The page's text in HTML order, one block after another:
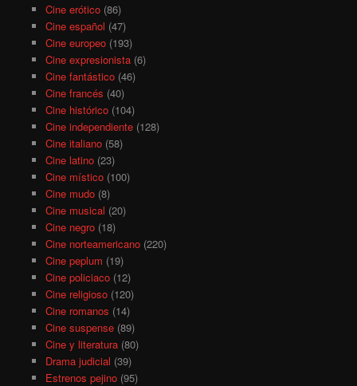
Cine erótico(86)
Cine español (47)
Cine europeo(193)
Cine expresionista(6)
Cine fantástico(46)
Cine francés (40)
Cine histórico(104)
Cine independiente(128)
Cine italiano(58)
Cine latino(23)
Cine místico(100)
Cine mudo(8)
Cine musical (20)
Cine negro(18)
Cine norteamericano(220)
Cine peplum (19)
Cine policiaco(12)
Cine religioso(120)
Cine romanos (14)
Cine suspense(89)
Cine y literatura(80)
Drama judicial (39)
Estrenos pejino(95)